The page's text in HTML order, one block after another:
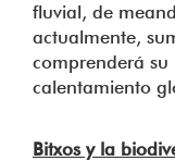
fluvial, de
actualmente,
comprenderá
calentamiento
Bitxos y la